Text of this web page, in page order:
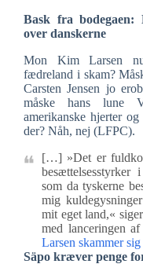
Bask fra bodegaen:
over danskerne
Mon Kim Larsen
fædreland i skam?
Carsten Jensen jo
måske hans lune
amerikanske hjerter
der? Nåh, nej (LFPC).
[…] »Det er
som da tyskerne
mig
mit eget land,«
med lanceringen
Larsen skammer
Säpo kræver penge